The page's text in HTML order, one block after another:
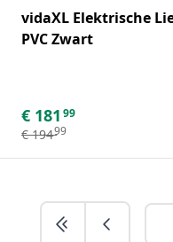
vidaXL Elektrische
PVC Zwart
€ 181 99
€ 19499